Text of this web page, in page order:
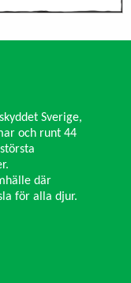
Sverige,
och runt 44
där
för alla djur.